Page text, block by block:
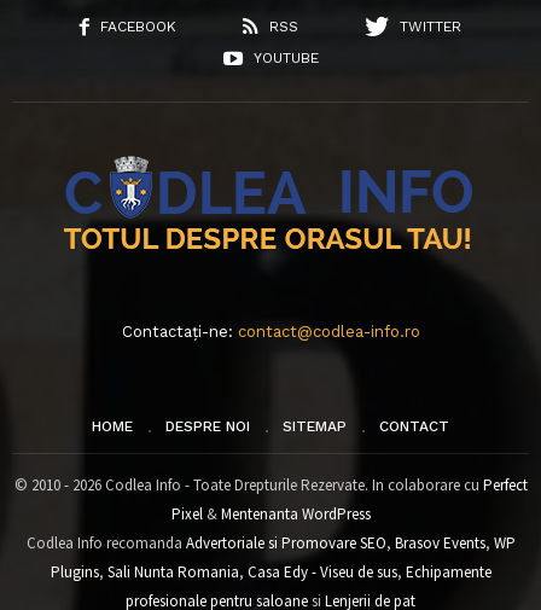
FACEBOOK RSS
TWITTER
YOUTUBE
Contactați-ne: contact@codlea-info.ro
HOME DESPRE NOI SITEMAP CONTACT
© 2010 - 2026 Codlea Info - Toate Drepturile Rezervate. In colaborare cu Perfect
Pixel&Mentenanta WordPress
Codlea Info recomanda Advertoriale si Promovare SEO, Brasov Events, WP
Plugins, Sali Nunta Romania, Casa Edy - Viseu de sus, Echipamente
profesionale pentru saloanesi Lenjerii de pat